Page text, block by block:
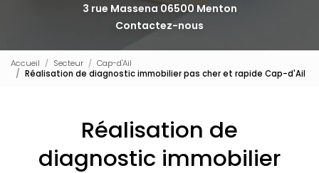
3 rue Massena 06500 Menton
Contactez-nous
Accueil Secteur
Cap-d'Ail
Réalisation de diagnostic immobilier pas cher et rapide Cap-d'Ail
Réalisation de
diagnostic immobilier